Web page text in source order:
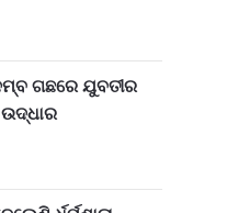
ଗଛରେ ଯୁବତୀର